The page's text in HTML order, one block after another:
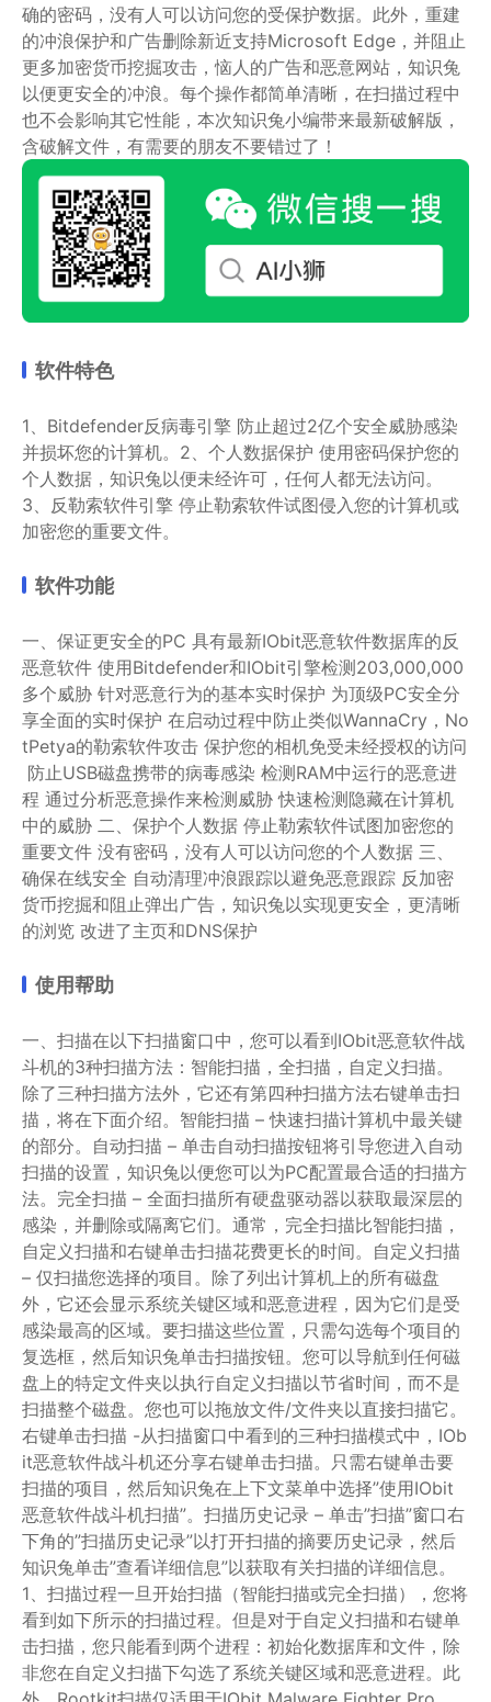
确的密码，没有人可以访问您的受保护数据。此外，重建
的冲浪保护和广告删除新近支持Microsoft Edge，并阻止
更多加密货币挖掘攻击，恼人的广告和恶意网站，知识兔
以便更安全的冲浪。每个操作都简单清晰，在扫描过程中
也不会影响其它性能，本次知识兔小编带来最新破解版，
含破解文件，有需要的朋友不要错过了！
软件特色
1、Bitdefender反病毒引擎 防止超过2亿个安全威胁感染
并损坏您的计算机。2、个人数据保护 使用密码保护您的
个人数据，知识兔以便未经许可，任何人都无法访问。
3、反勒索软件引擎 停止勒索软件试图侵入您的计算机或
加密您的重要文件。
软件功能
一、保证更安全的PC 具有最新IObit恶意软件数据库的反
恶意软件 使用Bitdefender和IObit引擎检测203,000,000
多个威胁 针对恶意行为的基本实时保护 为顶级PC安全分
享全面的实时保护 在启动过程中防止类似WannaCry，No
tPetya的勒索软件攻击 保护您的相机免受未经授权的访问
防止USB磁盘携带的病毒感染 检测RAM中运行的恶意进
程 通过分析恶意操作来检测威胁 快速检测隐藏在计算机
中的威胁 二、保护个人数据 停止勒索软件试图加密您的
重要文件 没有密码，没有人可以访问您的个人数据 三、
确保在线安全 自动清理冲浪跟踪以避免恶意跟踪 反加密
货币挖掘和阻止弹出广告，知识兔以实现更安全，更清晰
的浏览 改进了主页和DNS保护
使用帮助
一、扫描在以下扫描窗口中，您可以看到IObit恶意软件战
斗机的3种扫描方法：智能扫描，全扫描，自定义扫描。
除了三种扫描方法外，它还有第四种扫描方法右键单击扫
描，将在下面介绍。智能扫描 – 快速扫描计算机中最关键
的部分。自动扫描 – 单击自动扫描按钮将引导您进入自动
扫描的设置，知识兔以便您可以为PC配置最合适的扫描方
法。完全扫描 – 全面扫描所有硬盘驱动器以获取最深层的
感染，并删除或隔离它们。通常，完全扫描比智能扫描，
自定义扫描和右键单击扫描花费更长的时间。自定义扫描
– 仅扫描您选择的项目。除了列出计算机上的所有磁盘
外，它还会显示系统关键区域和恶意进程，因为它们是受
感染最高的区域。要扫描这些位置，只需勾选每个项目的
复选框，然后知识兔单击扫描按钮。您可以导航到任何磁
盘上的特定文件夹以执行自定义扫描以节省时间，而不是
扫描整个磁盘。您也可以拖放文件/文件夹以直接扫描它。
右键单击扫描 -从扫描窗口中看到的三种扫描模式中，IOb
it恶意软件战斗机还分享右键单击扫描。只需右键单击要
扫描的项目，然后知识兔在上下文菜单中选择”使用IObit
恶意软件战斗机扫描”。扫描历史记录 – 单击”扫描”窗口右
下角的”扫描历史记录”以打开扫描的摘要历史记录，然后
知识兔单击”查看详细信息”以获取有关扫描的详细信息。
1、扫描过程一旦开始扫描（智能扫描或完全扫描），您将
看到如下所示的扫描过程。但是对于自定义扫描和右键单
击扫描，您只能看到两个进程：初始化数据库和文件，除
非您在自定义扫描下勾选了系统关键区域和恶意进程。此